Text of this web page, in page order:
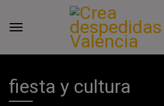
fiesta y cultura